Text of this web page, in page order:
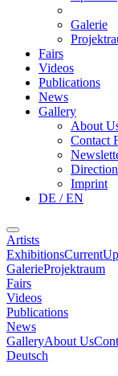
Galerie
Fairs
Videos
Publications
News
Gallery
About
Contact
Imprint
DE / EN
Artists
ExhibitionsCurrent
GalerieProjektraum
Fairs
Videos
Publications
News
GalleryAbout Us
Deutsch